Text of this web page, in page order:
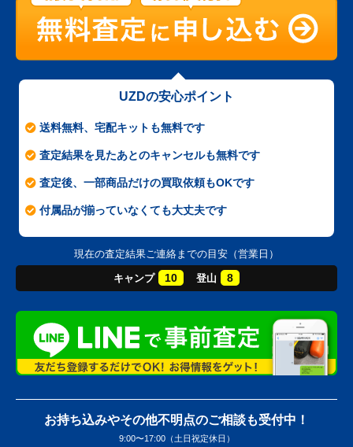
UZDの安心ポイント
送料無料、宅配キットも無料です
査定結果を見たあとのキャンセルも無料です
査定後、一部商品だけの買取依頼もOKです
付属品が揃っていなくても大丈夫です
現在の査定結果ご連絡までの目安（営業日）
キャンプ 10 登山 8
お持ち込みやその他不明点のご相談も受付中！
9:00〜17:00（土日祝定休日）